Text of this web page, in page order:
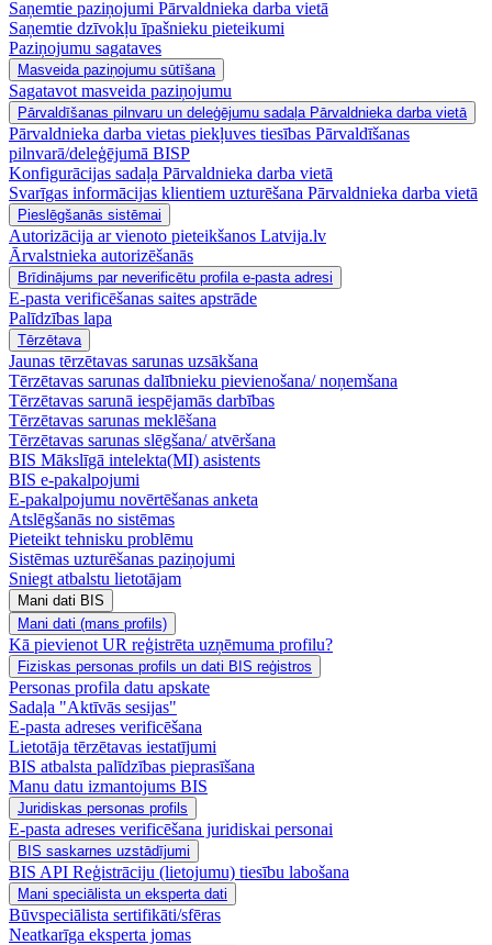
Saņemtie paziņojumi Pārvaldnieka darba vietā
Saņemtie dzīvokļu īpašnieku pieteikumi
Paziņojumu sagataves
Masveida paziņojumu sūtīšana
Sagatavot masveida paziņojumu
Pārvaldīšanas pilnvaru un deleģējumu sadaļa Pārvaldnieka darba vietā
Pārvaldnieka darba vietas piekļuves tiesības Pārvaldīšanas
pilnvarā/deleģējumā BISP
Konfigurācijas sadaļa Pārvaldnieka darba vietā
Svarīgas informācijas klientiem uzturēšana Pārvaldnieka darba vietā
Pieslēgšanās sistēmai
Autorizācija ar vienoto pieteikšanos Latvija.lv
Ārvalstnieka autorizēšanās
Brīdinājums par neverificētu profila e-pasta adresi
E-pasta verificēšanas saites apstrāde
Palīdzības lapa
Tērzētava
Jaunas tērzētavas sarunas uzsākšana
Tērzētavas sarunas dalībnieku pievienošana/ noņemšana
Tērzētavas sarunā iespējamās darbības
Tērzētavas sarunas meklēšana
Tērzētavas sarunas slēgšana/ atvēršana
BIS Mākslīgā intelekta(MI) asistents
BIS e-pakalpojumi
E-pakalpojumu novērtēšanas anketa
Atslēgšanās no sistēmas
Pieteikt tehnisku problēmu
Sistēmas uzturēšanas paziņojumi
Sniegt atbalstu lietotājam
Mani dati BIS
Mani dati (mans profils)
Kā pievienot UR reģistrēta uzņēmuma profilu?
Fiziskas personas profils un dati BIS reģistros
Personas profila datu apskate
Sadaļa "Aktīvās sesijas"
E-pasta adreses verificēšana
Lietotāja tērzētavas iestatījumi
BIS atbalsta palīdzības pieprasīšana
Manu datu izmantojums BIS
Juridiskas personas profils
E-pasta adreses verificēšana juridiskai personai
BIS saskarnes uzstādījumi
BIS API Reģistrāciju (lietojumu) tiesību labošana
Mani speciālista un eksperta dati
Būvspeciālista sertifikāti/sfēras
Neatkarīga eksperta jomas